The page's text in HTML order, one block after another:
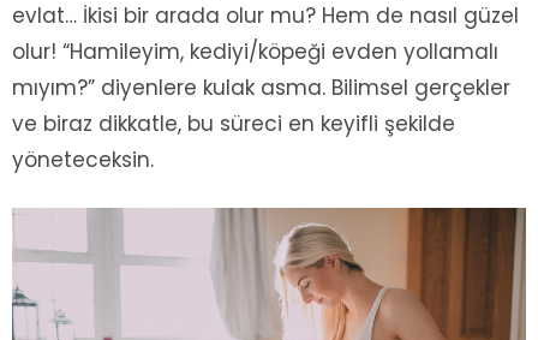
evlat… İkisi bir arada olur mu? Hem de nasıl güzel
olur! “Hamileyim, kediyi/köpeği evden yollamalı
mıyım?” diyenlere kulak asma. Bilimsel gerçekler
ve biraz dikkatle, bu süreci en keyifli şekilde
yöneteceksin.